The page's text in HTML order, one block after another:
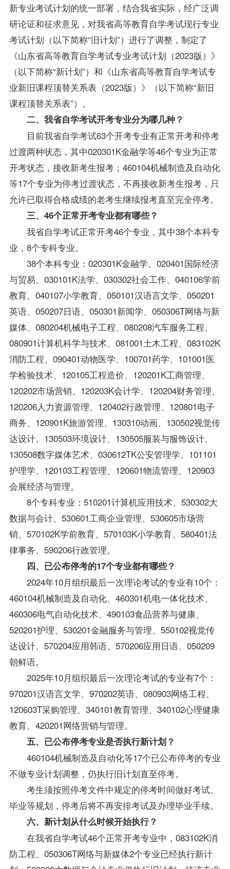
新专业考试计划的统一部署，结合我省实际，经广泛调
研论证和征求意见，对我省高等教育自学考试现行专业
考试计划（以下简称“旧计划”）进行了调整，制定了
《山东省高等教育自学考试专业考试计划（2023版）》
（以下简称“新计划”）和《山东省高等教育自学考试专
业新旧课程顶替关系表（2023版）》（以下简称“新旧
课程顶替关系表”）。
二、我省自学考试开考专业分为哪几种？
目前我省自学考试63个开考专业有正常开考和停考
过渡两种状态，其中020301K金融学等46个专业为正常
开考状态，接收新考生报考；460104机械制造及自动化
等17个专业为停考过渡状态，不再接收新考生报考，只
允许已取得合格成绩的老考生继续报考直至完全停考。
三、46个正常开考专业都有哪些？
我省自学考试正常开考46个专业，其中38个本科专
业，8个专科专业。
38个本科专业：020301K金融学、020401国际经济
与贸易、030101K法学、030302社会工作、040106学前
教育、040107小学教育、050101汉语言文学、050201
英语、050207日语、050301新闻学、050306T网络与新
媒体、080204机械电子工程、080208汽车服务工程、
080901计算机科学与技术、081001土木工程、083102K
消防工程、090401动物医学、100701药学、101001医
学检验技术、120105工程造价、120201K工商管理、
120202市场营销、120203K会计学、120204财务管理、
120206人力资源管理、120402行政管理、120801电子
商务、120901K旅游管理、130310动画、130502视觉传
达设计、130503环境设计、130505服装与服饰设计、
130508数字媒体艺术、030612TK公安管理学、101101
护理学、120103工程管理、120601物流管理、120903
会展经济与管理。
8个专科专业：510201计算机应用技术、530302大
数据与会计、530601工商企业管理、530605市场营
销、570102K学前教育、570103K小学教育、580401法
律事务、590206行政管理。
四、已公布停考的17个专业都有哪些？
2024年10月组织最后一次理论考试的专业有10个：
460104机械制造及自动化、460301机电一体化技术、
460306电气自动化技术、490103食品营养与健康、
520201护理、530201金融服务与管理、550102视觉传
达设计、570204应用韩语、570206应用日语、050209
朝鲜语。
2025年10月组织最后一次理论考试的专业有7个：
970201汉语言文学、970202英语、080903网络工程、
120603T采购管理、340101教育管理、340102心理健康
教育、420201网络营销与管理。
五、已公布停考专业是否执行新计划？
460104机械制造及自动化等17个已公布停考的专业
不做专业计划调整，仍执行旧计划直至停考。
考生须按照停考文件中规定的停考时间做好考试、
毕业等规划，停考后将不再安排考试及办理毕业手续。
六、新计划从什么时候开始执行？
在我省自学考试46个正常开考专业中，083102K消
防工程、050306T网络与新媒体2个专业已经执行新计